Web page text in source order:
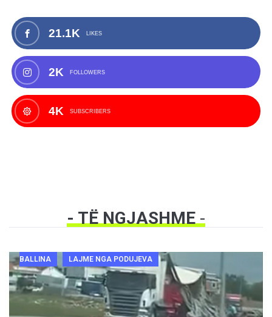
21.1K LIKES
2K FOLLOWERS
4K SUBSCRIBERS
- TË NGJASHME-
BALLINA LAJME NGA PODUJEVA